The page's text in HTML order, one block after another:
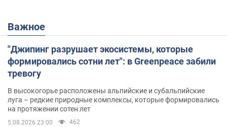
Важное
"Джипинг разрушает экосистемы, которые
формировались сотни лет": в Greenpeace забили
тревогу
В высокогорье расположены альпийские и субальпийские
луга – редкие природные комплексы, которые формировались
на протяжении сотен лет
5.08.2026 23:00 462